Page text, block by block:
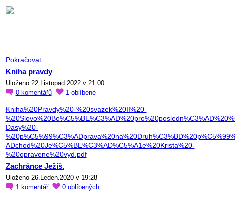
Pokračovat
Kniha pravdy
Uloženo 22.Listopad.2022 v 21:00
0 komentářů 1 oblíbené
Kniha%20Pravdy%20-%20svazek%20II%20-
Dasy%20-
ADchod%20Je%C5%BE%C3%AD%C5%A1e%20Krista%20-
%20opravene%20vyd.pdf
Zachránce Ježíš.
Uloženo 26.Leden.2020 v 19:28
1 komentář 0 oblíbených